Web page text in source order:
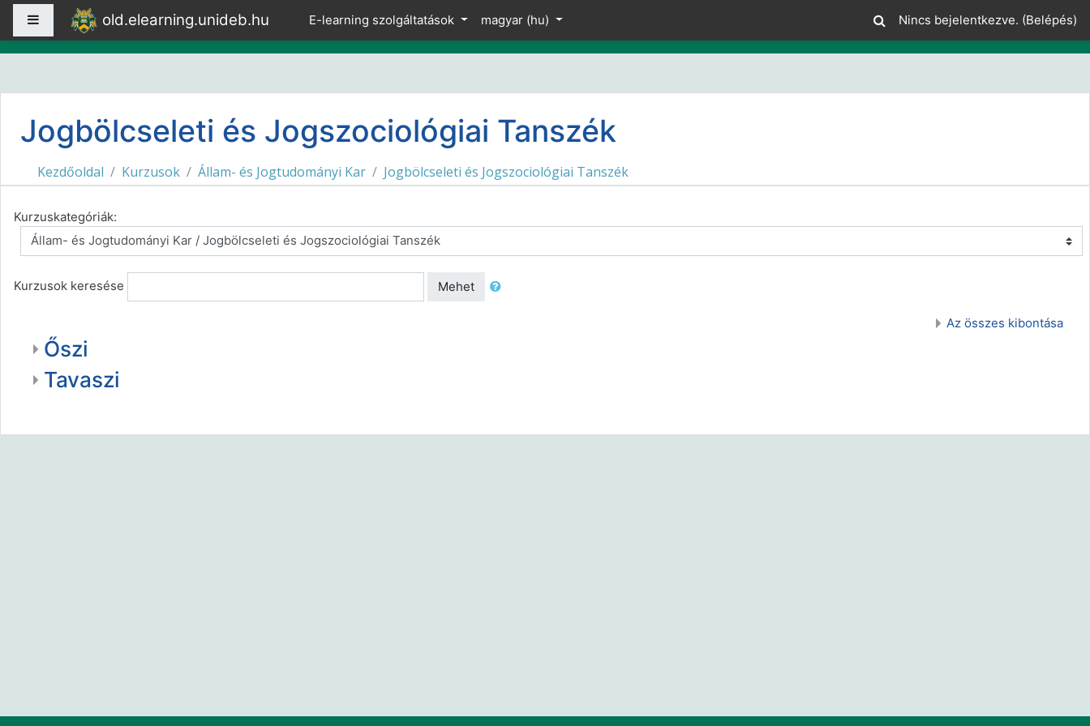
Tovább a fő tartalomhoz
Oldalpanel old.elearning.unideb.hu E-learning szolgáltatások magyar ‎(hu)‎ Nincs bejelentkezve. (Belépés)
Jogbölcseleti és Jogszociológiai Tanszék
Kezdőoldal Kurzusok Állam- és Jogtudományi Kar Jogbölcseleti és Jogszociológiai Tanszék
Kurzuskategóriák:
Kurzusok keresése Mehet
Az összes kibontása
Őszi
Tavaszi